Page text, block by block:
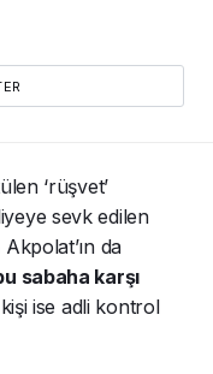
‘rüşvet’
sevk edilen
da
sabaha karşı
ise adli kontrol